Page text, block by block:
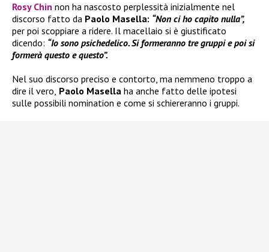
Rosy Chin non ha nascosto perplessità inizialmente nel
discorso fatto da Paolo Masella: “Non ci ho capito nulla”,
per poi scoppiare a ridere. Il macellaio si è giustificato
dicendo: “Io sono psichedelico. Si formeranno tre gruppi e poi si
formerà questo e questo”.
Nel suo discorso preciso e contorto, ma nemmeno troppo a
dire il vero, Paolo Masella ha anche fatto delle ipotesi
sulle possibili nomination e come si schiereranno i gruppi.